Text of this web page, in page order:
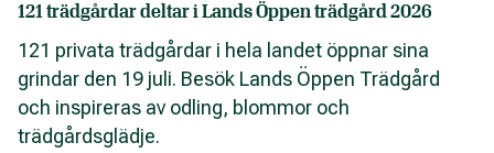
121 trädgårdar deltar i Lands Öppen trädgård 2026
121 privata trädgårdar i hela landet öppnar sina
grindar den 19 juli. Besök Lands Öppen Trädgård
och inspireras av odling, blommor och
trädgårdsglädje.